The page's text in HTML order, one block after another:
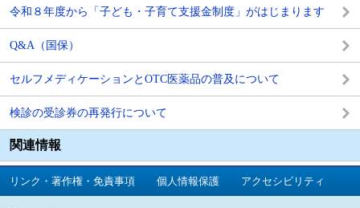
令和８年度から「子ども・子育て支援金制度」がはじまります
Q&A（国保）
セルフメディケーションとOTC医薬品の普及について
検診の受診券の再発行について
関連情報
リンク・著作権・免責事項 個人情報保護 アクセシビリティ